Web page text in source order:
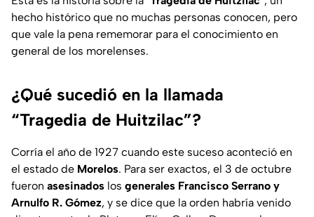
hecho histórico que no muchas personas conocen, pero
que vale la pena rememorar para el conocimiento en
general de los morelenses.
¿Qué sucedió en la llamada
“Tragedia de Huitzilac”?
Corría el año de 1927 cuando este suceso aconteció en
el estado de Morelos. Para ser exactos, el 3 de octubre
fueron asesinados los generales Francisco Serrano y
Arnulfo R. Gómez, y se dice que la orden habría venido